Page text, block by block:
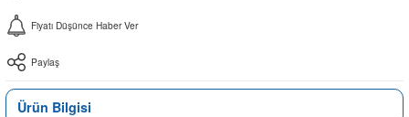
Fiyatı Düşünce Haber Ver
Paylaş
Ürün Bilgisi